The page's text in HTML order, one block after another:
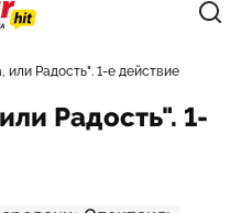
или Радость". 1-е действие
Радость". 1-